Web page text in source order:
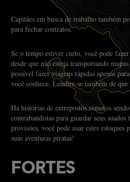
Capitães em busca de trabalho também
para fechar contratos.
Se o tempo estiver curto, você pode
desde que não esteja transportando
possível fazer viagens rápidas apenas
você conhece. Lembre-se também de
Há histórias de entrepostos remotos
contrabandistas para guardar seus suados
provisões, você pode usar estes
suas aventuras piratas!
FORTES